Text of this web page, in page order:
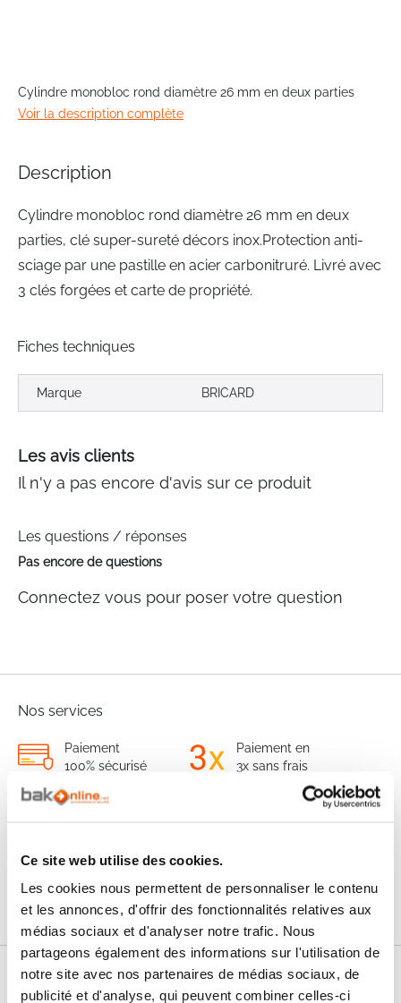
Ce site web utilise des cookies.
Les cookies nous permettent de personnaliser le contenu
et les annonces, d'offrir des fonctionnalités relatives aux
médias sociaux et d'analyser notre trafic. Nous
partageons également des informations sur l'utilisation de
notre site avec nos partenaires de médias sociaux, de
publicité et d'analyse, qui peuvent combiner celles-ci
to
the
beginning
images
Cylindre monobloc rond diamètre 26 mm en deux parties
Voir la description complète
Description
Cylindre monobloc rond diamètre 26 mm en deux
parties, clé super-sureté décors inox.Protection anti-
sciage par une pastille en acier carbonitruré. Livré avec
3 clés forgées et carte de propriété.
Fiches techniques
Marque BRICARD
Les avis clients
Il n'y a pas encore d'avis sur ce produit
Les questions / réponses
Pas encore de questions
Connectez vous pour poser votre question
Nos services
Paiement
100% sécurisé
Paiement en
3x sans frais
Garanties
Nos conseils